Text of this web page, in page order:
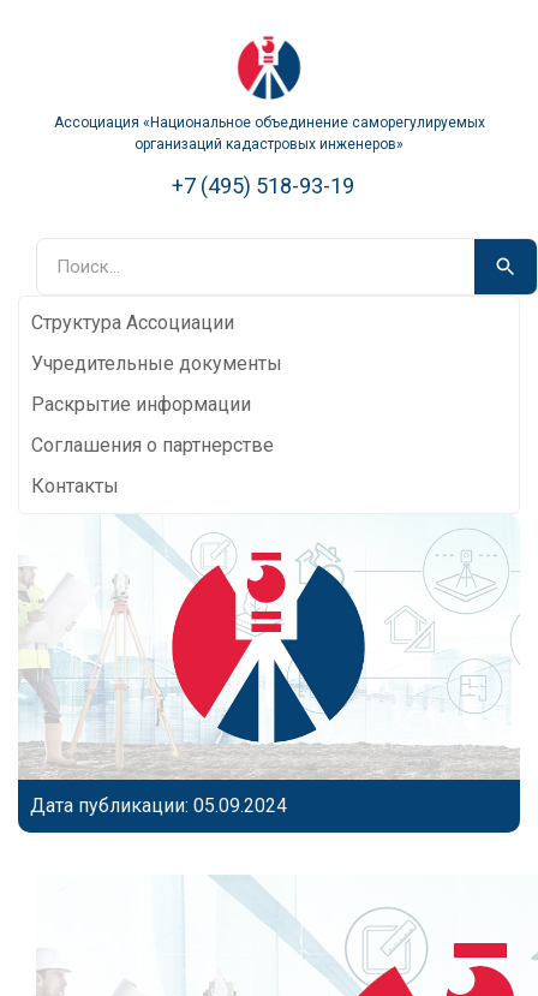
Ассоциация «Национальное объединение саморегулируемых
организаций кадастровых инженеров»
+7 (495) 518-93-19
Структура Ассоциации
Учредительные документы
Раскрытие информации
Соглашения о партнерстве
Контакты
Дата публикации: 05.09.2024